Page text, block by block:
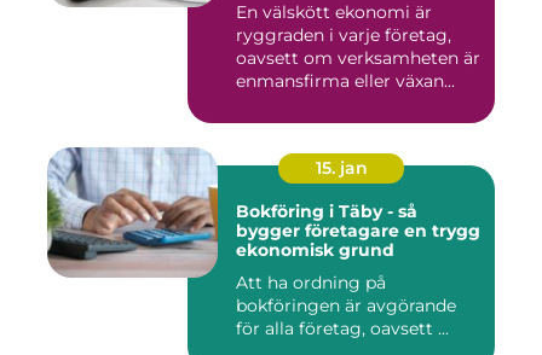
En välskött ekonomi är
ryggraden i varje företag,
oavsett om verksamheten är
enmansfirma eller växan...
15. jan
Bokföring i Täby - så
bygger företagare en trygg
ekonomisk grund
Att ha ordning på
bokföringen är avgörande
för alla företag, oavsett ...